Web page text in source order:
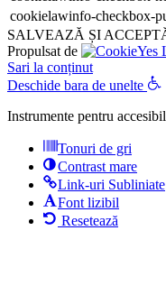
cookielawinfo-checkbox-
SALVEAZĂ ȘI
Propulsat de
Sari la conținut
Deschide bara de unelte
Instrumente pentru
Tonuri de gri
Contrast mare
Link-uri Subliniate
Font lizibil
Resetează